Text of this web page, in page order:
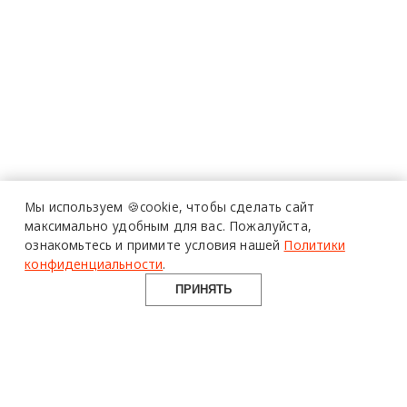
Мы используем 🍪cookie, чтобы сделать сайт
максимально удобным для вас. Пожалуйста,
ознакомьтесь и примите условия нашей Политики
конфиденциальности.
ПРИНЯТЬ